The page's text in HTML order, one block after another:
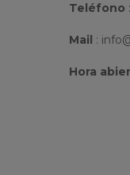
Teléfono
Mail :
Hora